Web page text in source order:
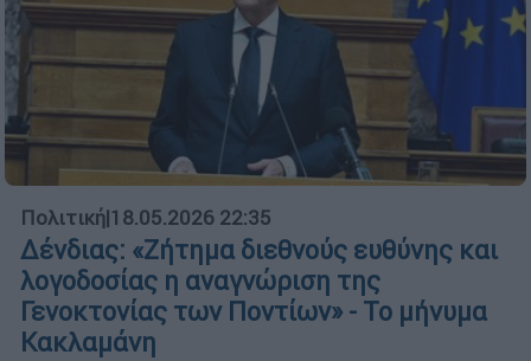
Πολιτική|18.05.2026 22:35
Δένδιας: «Ζήτημα διεθνούς ευθύνης και
λογοδοσίας η αναγνώριση της
Γενοκτονίας των Ποντίων» - Το μήνυμα
Κακλαμάνη